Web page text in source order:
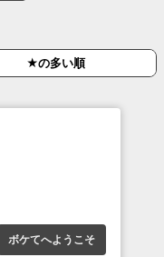
★の多い順
ボケてへようこそ